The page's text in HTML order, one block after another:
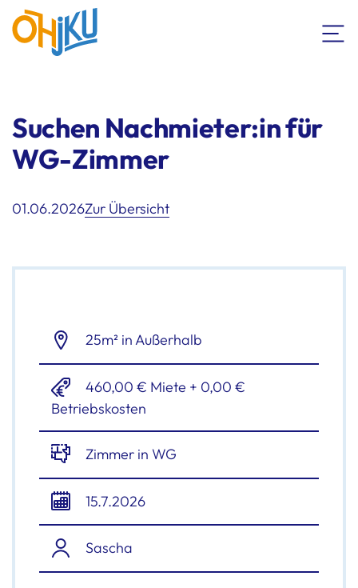
Suchen Nachmieter:in für
WG-Zimmer
01.06.2026Zur Übersicht
25m² in Außerhalb
460,00 € Miete + 0,00 €
Betriebskosten
Zimmer in WG
15.7.2026
Sascha